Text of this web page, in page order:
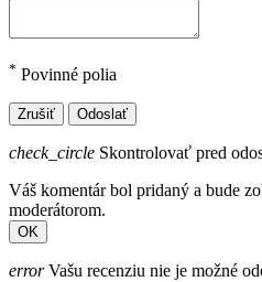
* Povinné polia
Zrušiť Odoslať
check_circle Skontrolovať pred
Váš komentár bol pridaný a bude
moderátorom.
OK
errorVašu recenziu nie je možné